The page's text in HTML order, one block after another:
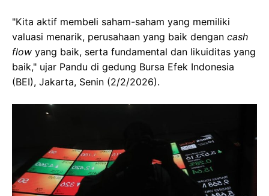
"Kita aktif membeli saham-saham yang memiliki
valuasi menarik, perusahaan yang baik dengan cash
flow yang baik, serta fundamental dan likuiditas yang
baik," ujar Pandu di gedung Bursa Efek Indonesia
(BEI), Jakarta, Senin (2/2/2026).